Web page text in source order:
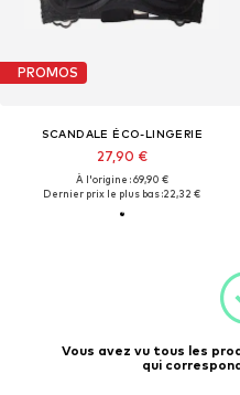
PROMOS
SCANDALE ÉCO-LINGERIE
27,90 €
À l'origine : 69,90 €
Dernier prix le plus bas :22,32 €
Vous avez vu tous les
qui